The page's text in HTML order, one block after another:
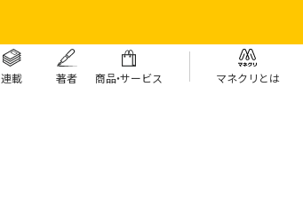
連載 著者 商品・サービス マネクリとは